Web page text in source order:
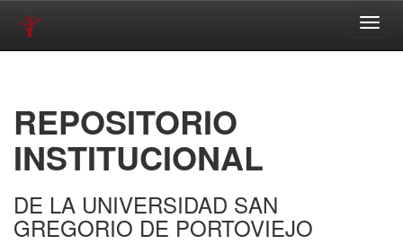
REPOSITORIO
INSTITUCIONAL
DE LA UNIVERSIDAD SAN
GREGORIO DE PORTOVIEJO